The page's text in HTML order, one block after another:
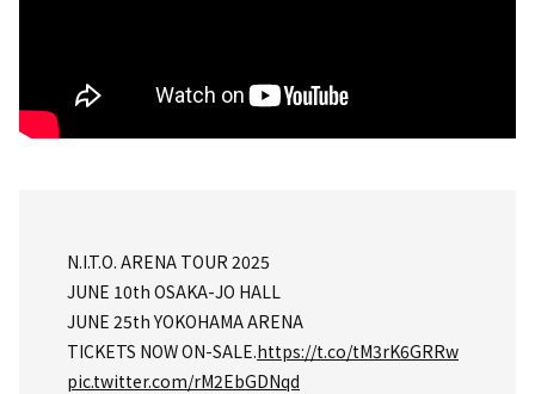
N.I.T.O. ARENA TOUR 2025
JUNE 10th OSAKA-JO HALL
JUNE 25th YOKOHAMA ARENA
TICKETS NOW ON-SALE.https://t.co/tM3rK6GRRw
pic.twitter.com/rM2EbGDNqd